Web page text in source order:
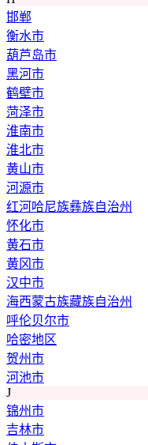
邯郸
衡水市
葫芦岛市
黑河市
鹤壁市
菏泽市
淮南市
淮北市
黄山市
河源市
红河哈尼族彝族自治州
怀化市
黄石市
黄冈市
汉中市
海西蒙古族藏族自治州
呼伦贝尔市
哈密地区
贺州市
河池市
J
锦州市
吉林市